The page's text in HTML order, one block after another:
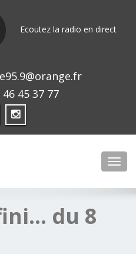
Ecoutez la radio en direct
46 45 37 77
du 8